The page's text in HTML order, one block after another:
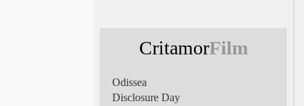
CritamorFilm
Odissea
Disclosure Day